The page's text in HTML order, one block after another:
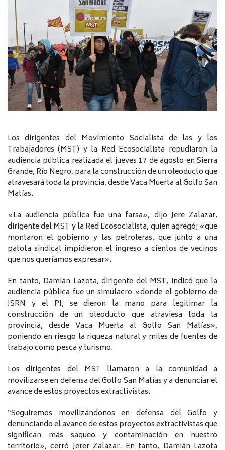
Los dirigentes del Movimiento Socialista de las y los
Trabajadores (MST) y la Red Ecosocialista repudiaron la
audiencia pública realizada el jueves 17 de agosto en Sierra
Grande, Río Negro, para la construcción de un oleoducto que
atravesará toda la provincia, desde Vaca Muerta al Golfo San
Matías.
«La audiencia pública fue una farsa», dijo Jere Zalazar,
dirigente del MST y la Red Ecosocialista, quien agregó; «que
montaron el gobierno y las petroleras, que junto a una
patota sindical impidieron el ingreso a cientos de vecinos
que nos queríamos expresar».
En tanto, Damián Lazota, dirigente del MST, indicó que la
audiencia pública fue un simulacro «donde el gobierno de
JSRN y el PJ, se dieron la mano para legitimar la
construcción de un oleoducto que atraviesa toda la
provincia, desde Vaca Muerta al Golfo San Matías»,
poniendo en riesgo la riqueza natural y miles de fuentes de
trabajo como pesca y turismo.
Los dirigentes del MST llamaron a la comunidad a
movilizarse en defensa del Golfo San Matías y a denunciar el
avance de estos proyectos extractivistas.
“Seguiremos movilizándonos en defensa del Golfo y
denunciando el avance de estos proyectos extractivistas que
significan más saqueo y contaminación en nuestro
territorio», cerró Jerer Zalazar. En tanto, Damián Lazota